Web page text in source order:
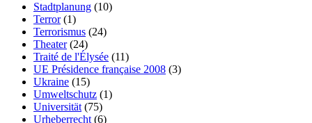
Stadtplanung (10)
Terror(1)
Terrorismus (24)
Theater(24)
Traité de l'Élysée (11)
UE Présidence française 2008 (3)
Ukraine (15)
Umweltschutz (1)
Universität (75)
Urheberrecht (6)